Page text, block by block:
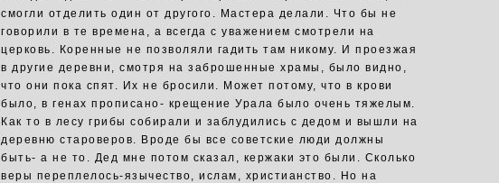
смогли отделить один от другого. Мастера делали. Что бы не
говорили в те времена, а всегда с уважением смотрели на
церковь. Коренные не позволяли гадить там никому. И проезжая
в другие деревни, смотря на заброшенные храмы, было видно,
что они пока спят. Их не бросили. Может потому, что в крови
было, в генах прописано- крещение Урала было очень тяжелым.
Как то в лесу грибы собирали и заблудились с дедом и вышли на
деревню староверов. Вроде бы все советские люди должны
быть- а не то. Дед мне потом сказал, кержаки это были. Сколько
веры переплелось-язычество, ислам, христианство. Но на